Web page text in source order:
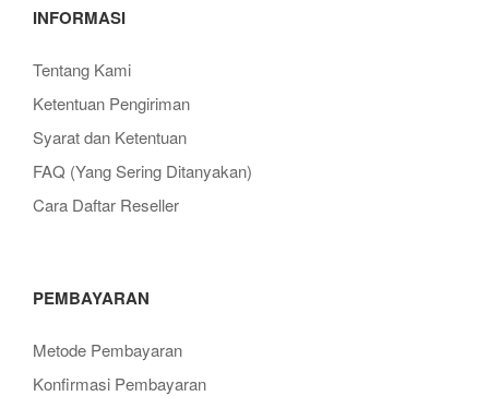
INFORMASI
Tentang Kami
Ketentuan Pengiriman
Syarat dan Ketentuan
FAQ (Yang Sering Ditanyakan)
Cara Daftar Reseller
PEMBAYARAN
Metode Pembayaran
Konfirmasi Pembayaran